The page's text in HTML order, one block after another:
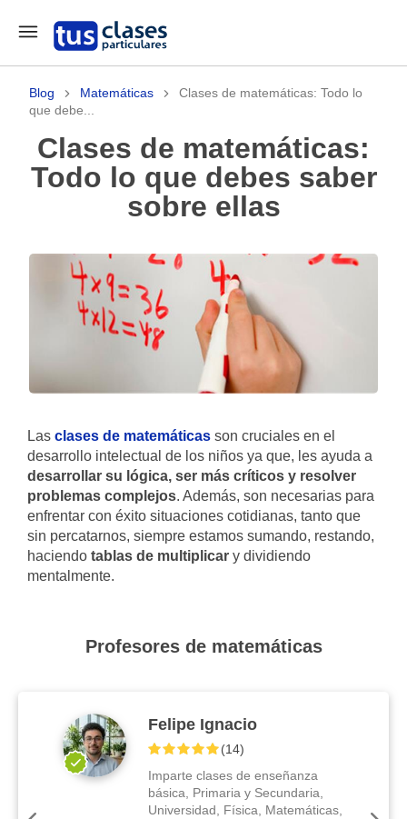
Blog Matemáticas
Clases de matemáticas: Todo lo
que debe...
Clases de matemáticas:
Todo lo que debes saber
sobre ellas
Las clases de matemáticas son cruciales en el
desarrollo intelectual de los niños ya que, les ayuda a
desarrollar su lógica, ser más críticos y resolver
problemas complejos. Además, son necesarias para
enfrentar con éxito situaciones cotidianas, tanto que
sin percatarnos, siempre estamos sumando, restando,
haciendo tablas de multiplicar y dividiendo
mentalmente.
Profesores de matemáticas
Felipe Ignacio
(14)
Imparte clases de enseñanza
básica, Primaria y Secundaria,
Universidad, Física, Matemáticas,